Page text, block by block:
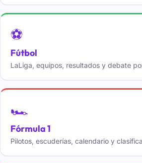
⚽
Fútbol
LaLiga, equipos, resultados y debate
🏎️
Fórmula 1
Pilotos, escuderías, calendario y